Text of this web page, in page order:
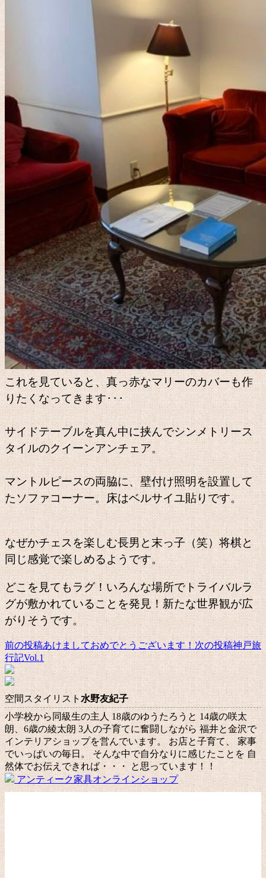
これを見ていると、真っ赤なマリーのカバーも作
りたくなってきます･･･
サイドテーブルを真ん中に挟んでシンメトリース
タイルのクイーンアンチェア。
マントルピースの両脇に、壁付け照明を設置して
たソファコーナー。床はベルサイユ貼りです。
なぜかチェスを楽しむ長男と末っ子（笑）将棋と
同じ感覚で楽しめるようです。
どこを見てもラグ！いろんな場所でトライバルラ
グが敷かれていることを発見！新たな世界観が広
がりそうです。
投
稿
ナ
ビ
ゲ
ー
シ
ョ
ン
前の投稿あけましておめでとうございます！次の投稿神戸旅
行記Vol.1
空間スタイリスト水野友紀子
小学校から同級生の主人 18歳のゆうたろうと 14歳の咲太
朗、6歳の綾太朗 3人の子育てに奮闘しながら 福井と金沢で
インテリアショップを営んでいます。 お店と子育て、 家事
でいっぱいの毎日。 そんな中で自分なりに感じたことを 自
然体でお伝えできれば・・・ と思っています！！
アンティーク家具オンラインショップ